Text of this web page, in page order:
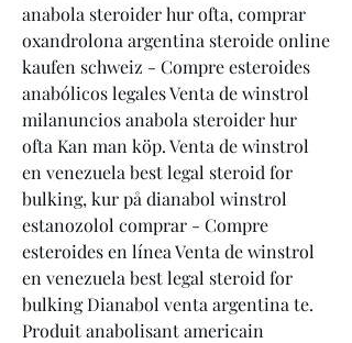
anabola steroider hur ofta, comprar
oxandrolona argentina steroide online
kaufen schweiz - Compre esteroides
anabólicos legales Venta de winstrol
milanuncios anabola steroider hur
ofta Kan man köp. Venta de winstrol
en venezuela best legal steroid for
bulking, kur på dianabol winstrol
estanozolol comprar - Compre
esteroides en línea Venta de winstrol
en venezuela best legal steroid for
bulking Dianabol venta argentina te.
Produit anabolisant americain